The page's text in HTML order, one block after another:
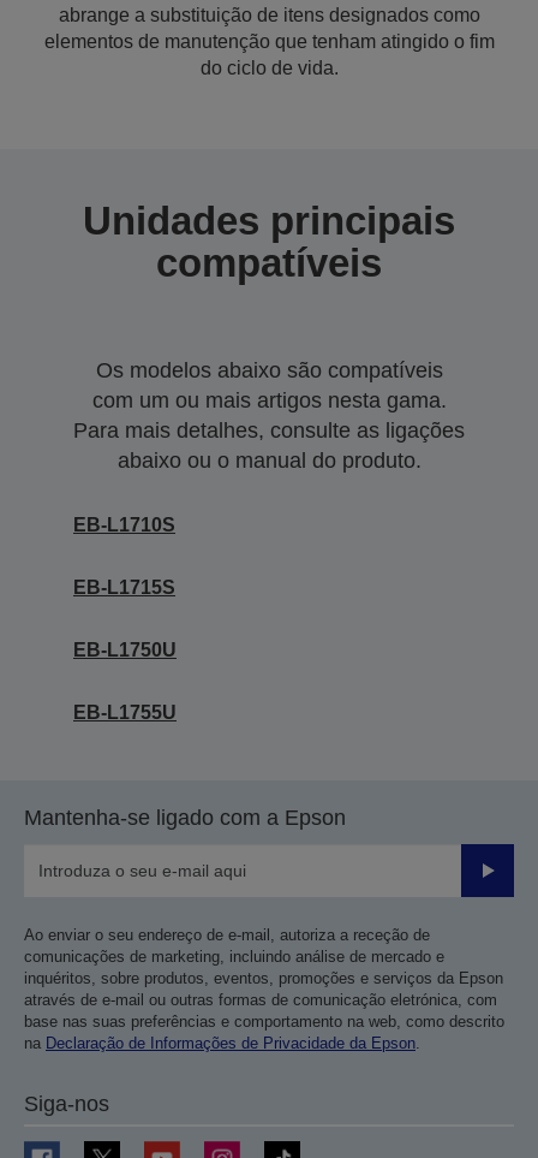
abrange a substituição de itens designados como
elementos de manutenção que tenham atingido o fim
do ciclo de vida.
Unidades principais
compatíveis
Os modelos abaixo são compatíveis
com um ou mais artigos nesta gama.
Para mais detalhes, consulte as ligações
abaixo ou o manual do produto.
EB-L1710S
EB-L1715S
EB-L1750U
EB-L1755U
Mantenha-se ligado com a Epson
Enviar
Ao enviar o seu endereço de e-mail, autoriza a receção de
comunicações de marketing, incluindo análise de mercado e
inquéritos, sobre produtos, eventos, promoções e serviços da Epson
através de e-mail ou outras formas de comunicação eletrónica, com
base nas suas preferências e comportamento na web, como descrito
na Declaração de Informações de Privacidade da Epson.
Siga-nos